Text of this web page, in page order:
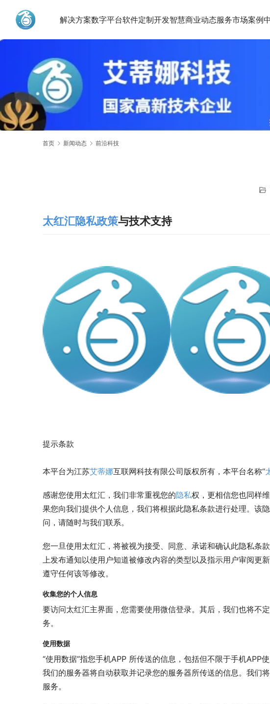
解决方案数字平台软件定制开发智慧商业动态服务市场案例
首页 新闻动态 前沿科技
太红汇隐私政策与技术支持
提示条款
本平台为江苏艾蒂娜互联网科技有限公司版权所有，本平台名称“
感谢您使用太红汇，我们非常重视您的隐私权，更相信您也同样
果您向我们提供个人信息，我们将根据此隐私条款进行处理。该
问，请随时与我们联系。
您一旦使用太红汇，将被视为接受、同意、承诺和确认此隐私条
上发布通知以使用户知道被修改内容的类型以及指示用户审阅
遵守任何该等修改。
收集您的个人信息
要访问太红汇主界面，您需要使用微信登录。其后，我们也将不
务。
使用数据
“使用数据”指您手机APP 所传送的信息，包括但不限于手机APP
我们的服务器将自动获取并记录您的服务器所传送的信息。我们
服务。